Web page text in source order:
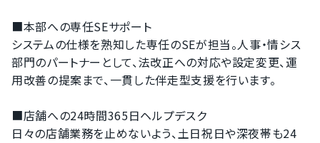
■本部への専任SEサポート
システムの仕様を熟知した専任のSEが担当。人事・情シス
部門のパートナーとして、法改正への対応や設定変更、運
用改善の提案まで、一貫した伴走型支援を行います。
■店舗への24時間365日ヘルプデスク
日々の店舗業務を止めないよう、土日祝日や深夜帯も24